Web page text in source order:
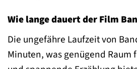
Wie lange dauert der Film
Die ungefähre Laufzeit von
Minuten, was genügend